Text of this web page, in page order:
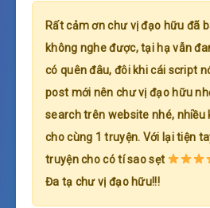
Rất cảm ơn chư vị đạo hữu đã
không nghe được, tại hạ vẫn
có quên đâu, đôi khi cái script
post mới nên chư vị đạo hữu
search trên website nhé, nhiều
cho cùng 1 truyện. Với lại tiện
truyện cho có tí sao sẹt
Đa tạ chư vị đạo hữu!!!